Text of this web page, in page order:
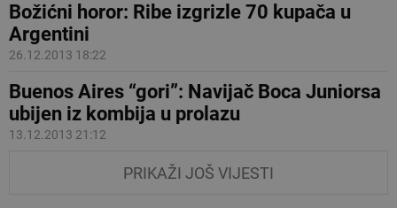
Božićni horor: Ribe izgrizle 70 kupača u
Argentini
26.12.2013 18:22
Buenos Aires “gori”: Navijač Boca Juniorsa
ubijen iz kombija u prolazu
13.12.2013 21:12
PRIKAŽI JOŠ VIJESTI